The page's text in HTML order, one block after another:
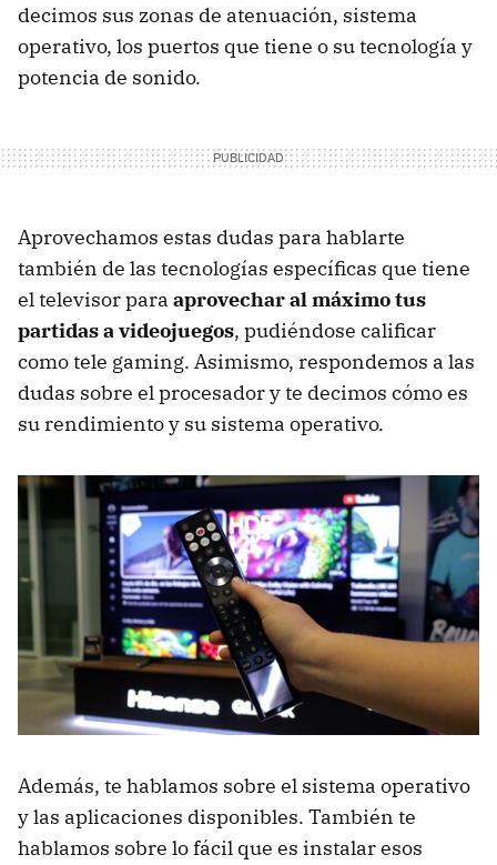
decimos sus zonas de atenuación, sistema
operativo, los puertos que tiene o su tecnología y
potencia de sonido.
Aprovechamos estas dudas para hablarte
también de las tecnologías específicas que tiene
el televisor para aprovechar al máximo tus
partidas a videojuegos, pudiéndose calificar
como tele gaming. Asimismo, respondemos a las
dudas sobre el procesador y te decimos cómo es
su rendimiento y su sistema operativo.
Además, te hablamos sobre el sistema operativo
y las aplicaciones disponibles. También te
hablamos sobre lo fácil que es instalar esos